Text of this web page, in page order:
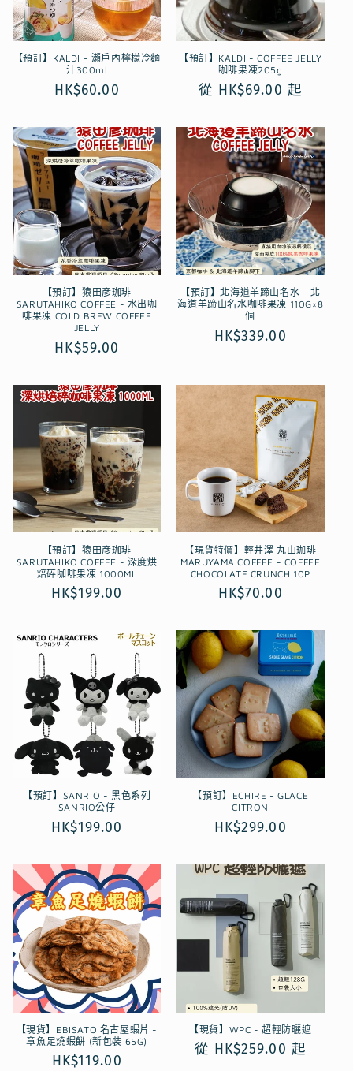
【預訂】KALDI - 瀨戶內檸檬冷麵
汁300ml
定
HK$60.00
【預訂】KALDI - COFFEE JELLY
咖啡果凍205g
定
從 HK$69.00 起
【預訂】猿田彦珈琲
SARUTAHIKO COFFEE - 水出咖
啡果凍 COLD BREW COFFEE
JELLY
定
HK$59.00
【預訂】北海道羊蹄山名水 - 北
海道羊蹄山名水咖啡果凍 110G×8
個
定
HK$339.00
【預訂】猿田彦珈琲
SARUTAHIKO COFFEE - 深度烘
焙碎咖啡果凍 1000ML
定
HK$199.00
【現貨特價】輕井澤 丸山珈琲
MARUYAMA COFFEE - COFFEE
CHOCOLATE CRUNCH 10P
定
HK$70.00
【預訂】SANRIO - 黑色系列
SANRIO公仔
定
HK$199.00
【預訂】ECHIRE - GLACE
CITRON
定
HK$299.00
【現貨】EBISATO 名古屋蝦片 -
章魚足燒蝦餅 (新包裝 65G)
定
HK$119.00
【現貨】WPC - 超輕防曬遮
定
從 HK$259.00 起